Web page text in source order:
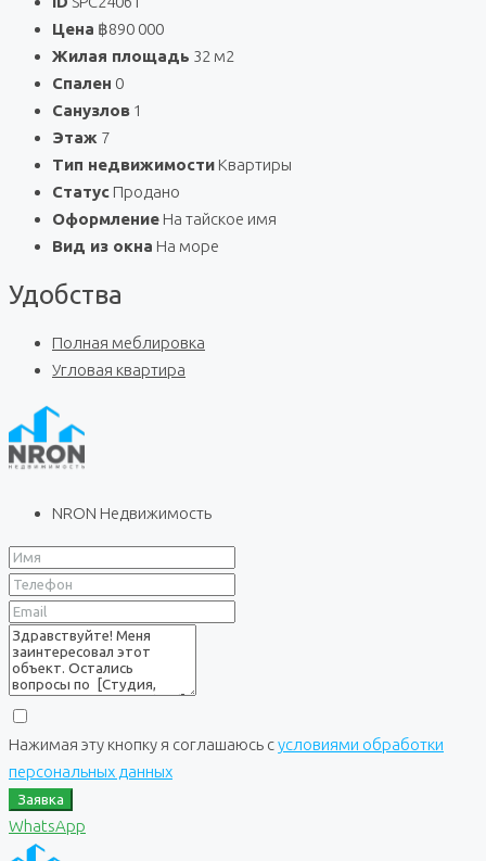
Цена ฿890 000
Жилая площадь 32 м2
Спален 0
Санузлов 1
Этаж 7
Тип недвижимости Квартиры
Статус Продано
Оформление На тайское имя
Вид из окна На море
Удобства
Полная меблировка
Угловая квартира
NRON Недвижимость
Нажимая эту кнопку я соглашаюсь сусловиями обработки
персональных данных
Заявка
WhatsApp